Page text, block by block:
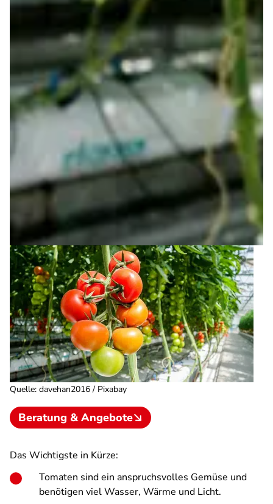
Quelle: davehan2016 / Pixabay
Beratung & Angebote
Das Wichtigste in Kürze:
Tomaten sind ein anspruchsvolles Gemüse und
benötigen viel Wasser, Wärme und Licht.